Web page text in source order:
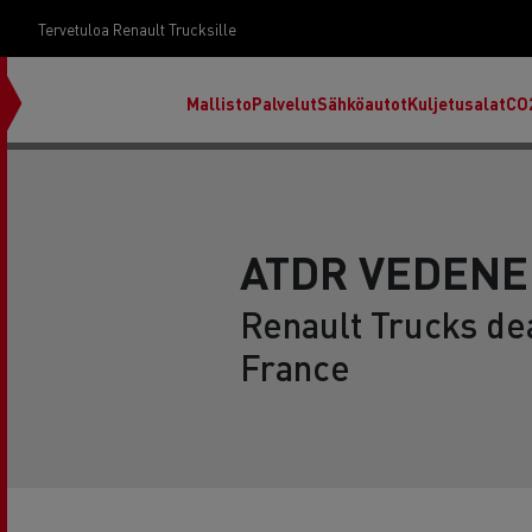
Tervetuloa Renault Trucksille
MallistoPalvelutSähköautotKuljetusalat
ATDR VEDENE
Renault Trucks
France